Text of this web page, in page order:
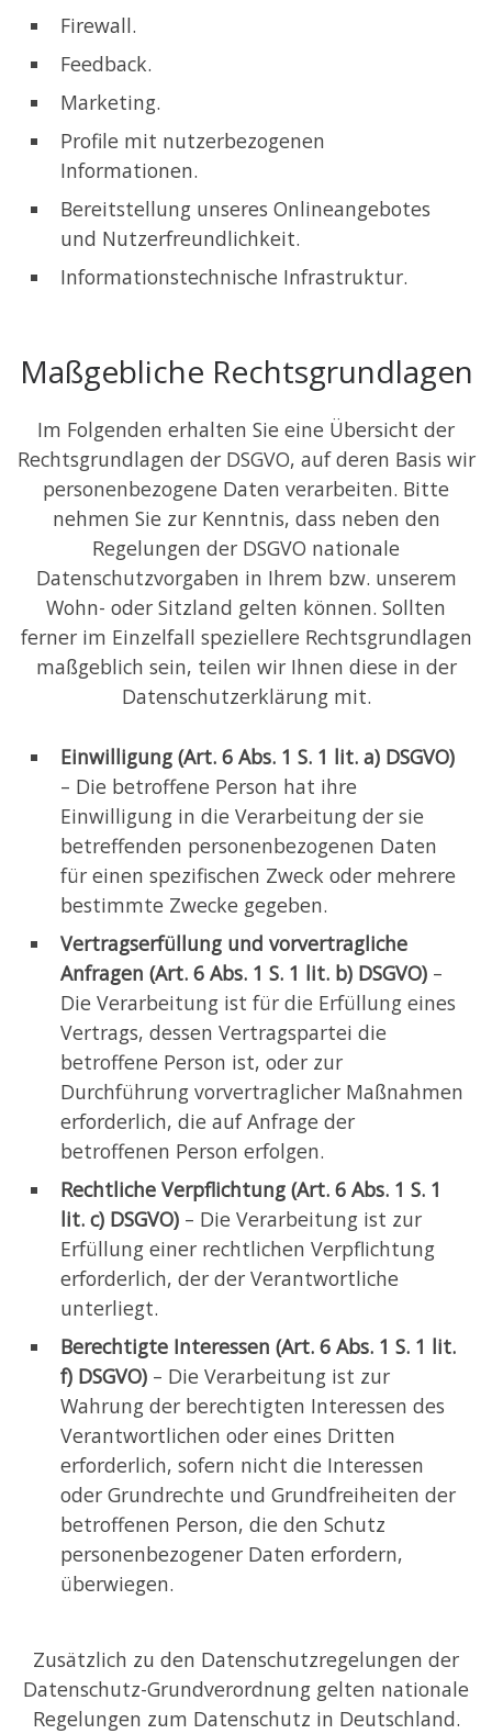
Firewall.
Feedback.
Marketing.
Profile mit nutzerbezogenen
Informationen.
Bereitstellung unseres Onlineangebotes
und Nutzerfreundlichkeit.
Informationstechnische Infrastruktur.
Maßgebliche Rechtsgrundlagen
Im Folgenden erhalten Sie eine Übersicht der
Rechtsgrundlagen der DSGVO, auf deren Basis wir
personenbezogene Daten verarbeiten. Bitte
nehmen Sie zur Kenntnis, dass neben den
Regelungen der DSGVO nationale
Datenschutzvorgaben in Ihrem bzw. unserem
Wohn- oder Sitzland gelten können. Sollten
ferner im Einzelfall speziellere Rechtsgrundlagen
maßgeblich sein, teilen wir Ihnen diese in der
Datenschutzerklärung mit.
Einwilligung (Art. 6 Abs. 1 S. 1 lit. a) DSGVO)
– Die betroffene Person hat ihre
Einwilligung in die Verarbeitung der sie
betreffenden personenbezogenen Daten
für einen spezifischen Zweck oder mehrere
bestimmte Zwecke gegeben.
Vertragserfüllung und vorvertragliche
Anfragen (Art. 6 Abs. 1 S. 1 lit. b) DSGVO) –
Die Verarbeitung ist für die Erfüllung eines
Vertrags, dessen Vertragspartei die
betroffene Person ist, oder zur
Durchführung vorvertraglicher Maßnahmen
erforderlich, die auf Anfrage der
betroffenen Person erfolgen.
Rechtliche Verpflichtung (Art. 6 Abs. 1 S. 1
lit. c) DSGVO) – Die Verarbeitung ist zur
Erfüllung einer rechtlichen Verpflichtung
erforderlich, der der Verantwortliche
unterliegt.
Berechtigte Interessen (Art. 6 Abs. 1 S. 1 lit.
f) DSGVO) – Die Verarbeitung ist zur
Wahrung der berechtigten Interessen des
Verantwortlichen oder eines Dritten
erforderlich, sofern nicht die Interessen
oder Grundrechte und Grundfreiheiten der
betroffenen Person, die den Schutz
personenbezogener Daten erfordern,
überwiegen.
Zusätzlich zu den Datenschutzregelungen der
Datenschutz-Grundverordnung gelten nationale
Regelungen zum Datenschutz in Deutschland.